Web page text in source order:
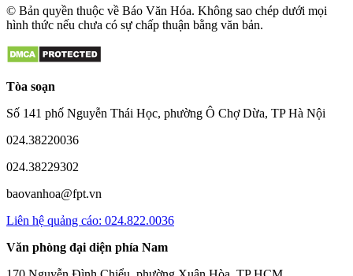
© Bản quyền thuộc về Báo Văn Hóa. Không sao chép dưới mọi
hình thức nếu chưa có sự chấp thuận bằng văn bản.
Tòa soạn
Số 141 phố Nguyễn Thái Học, phường Ô Chợ Dừa, TP Hà Nội
024.38220036
024.38229302
baovanhoa@fpt.vn
Liên hệ quảng cáo: 024.822.0036
Văn phòng đại diện phía Nam